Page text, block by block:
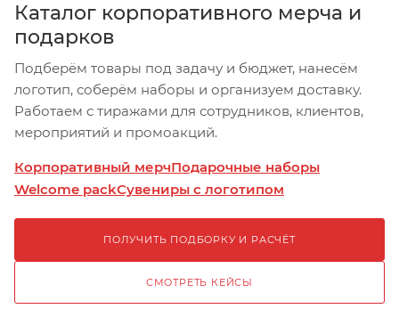
Каталог корпоративного мерча и
подарков
Подберём товары под задачу и бюджет, нанесём
логотип, соберём наборы и организуем доставку.
Работаем с тиражами для сотрудников, клиентов,
мероприятий и промоакций.
Корпоративный мерчПодарочные наборы
Welcome packСувениры с логотипом
ПОЛУЧИТЬ ПОДБОРКУ И РАСЧЁТ
СМОТРЕТЬ КЕЙСЫ